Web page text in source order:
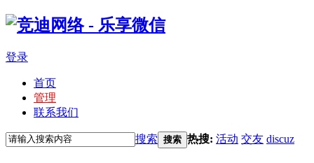
登录
首页
管理
联系我们
搜索 搜索 热搜: 活动 交友 discuz